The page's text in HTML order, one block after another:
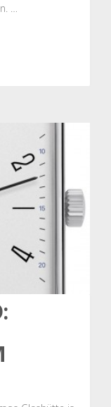
…